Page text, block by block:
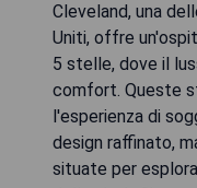
Cleveland, una
Uniti, offre
5 stelle, dove il
comfort. Queste
l'esperienza di
design raffinato,
situate per